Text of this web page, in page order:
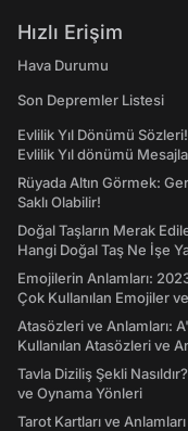
Hızlı Erişim
Hava Durumu
Son Depremler Listesi
Evlilik Yıl Dönümü
Evlilik Yıl dönümü
Rüyada Altın Görmek:
Saklı Olabilir!
Doğal Taşların Merak
Hangi Doğal Taş Ne İşe
Emojilerin Anlamları:
Çok Kullanılan Emojiler
Atasözleri ve Anlamları:
Kullanılan Atasözleri ve
Tavla Diziliş Şekli
ve Oynama Yönleri
Tarot Kartları ve